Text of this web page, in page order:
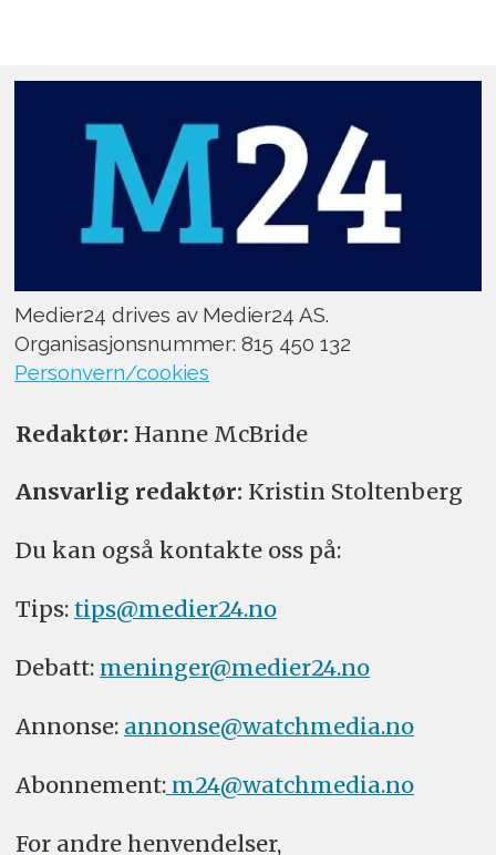
Medier24 drives av Medier24 AS.
Organisasjonsnummer: 815 450 132
Personvern/cookies
Redaktør: Hanne McBride
Ansvarlig redaktør: Kristin Stoltenberg
Du kan også kontakte oss på:
Tips: tips@medier24.no
Debatt: meninger@medier24.no
Annonse: annonse@watchmedia.no
Abonnement:m24@watchmedia.no
For andre henvendelser,